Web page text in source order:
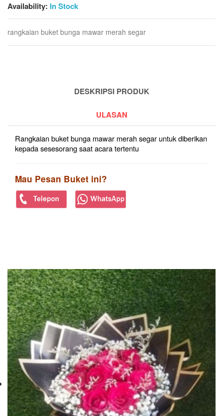
Availability: In Stock
rangkaian buket bunga mawar merah segar
DESKRIPSI PRODUK
ULASAN
Rangkaian buket bunga mawar merah segar untuk diberikan
kepada sesesorang saat acara tertentu
Mau Pesan Buket ini?